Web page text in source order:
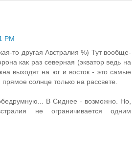
PM
то другая Австралия %) Тут вообще-
как раз северная (экватор ведь на
выходят на юг и восток - это самые
солнце только на рассвете.
В Сиднее - возможно. Но,
не ограничивается одним